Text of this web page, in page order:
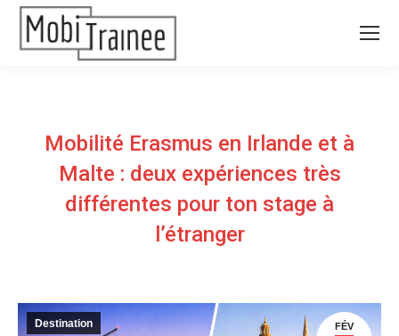
Mobilité Erasmus en Irlande et à
Malte : deux expériences très
différentes pour ton stage à
l’étranger
FÉV
Destination